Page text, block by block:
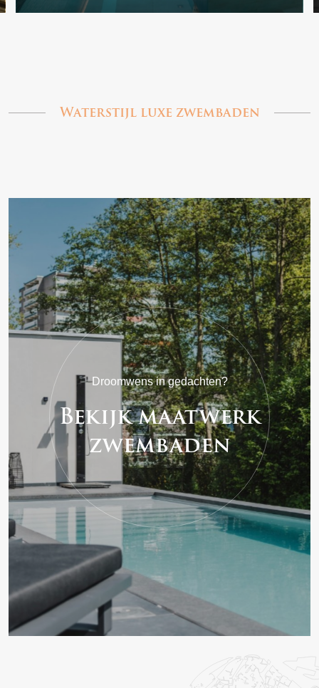
Waterstijl luxe zwembaden
Droomwens in gedachten?
Bekijk maatwerk
zwembaden